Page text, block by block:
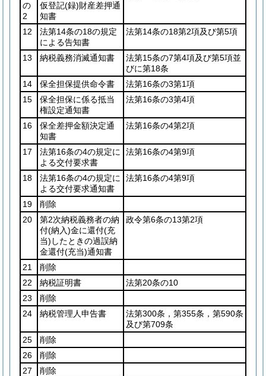
の
2
仮登記(録)財産差押通
知書
12
法第14条の18の規定
による告知書
法第14条の18第2項及び第5項
13 納税義務消滅通知書
法第15条の7第4項及び第5項並
びに第18条
14
保全担保提供命令書
法第16条の3第1項
15
保全担保に係る抵当
権設定通知書
法第16条の3第4項
16
保全差押金額決定通
知書
法第16条の4第2項
17
法第16条の4の規定に
よる交付要求書
法第16条の4第9項
18
法第16条の4の規定に
よる交付要求通知書
法第16条の4第9項
19
削除
20
第2次納税義務者の納
付(納入)金に還付(充
当) したときの過誤納
金還付(充当)通知書
政令第6条の13第2項
21
削除
22
納税証明書
法第20条の10
23
削除
24
納税管理人申告書
法第300条，第355条，第590条
及び第709条
25
削除
26
削除
27
削除